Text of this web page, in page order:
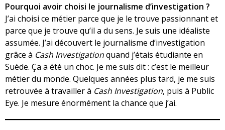
Pourquoi avoir choisi le journalisme d’investigation ?
J’ai choisi ce métier parce que je le trouve passionnant et
parce que je trouve qu’il a du sens. Je suis une idéaliste
assumée. J’ai découvert le journalisme d’investigation
grâce à Cash Investigationquand j’étais étudiante en
Suède. Ça a été un choc. Je me suis dit : c’est le meilleur
métier du monde. Quelques années plus tard, je me suis
retrouvée à travailler à Cash Investigation, puis à Public
Eye. Je mesure énormément la chance que j’ai.